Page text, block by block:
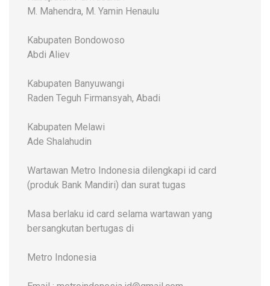
M. Mahendra, M. Yamin Henaulu
Kabupaten Bondowoso
Abdi Aliev
Kabupaten Banyuwangi
Raden Teguh Firmansyah, Abadi
Kabupaten Melawi
Ade Shalahudin
Wartawan Metro Indonesia dilengkapi id card
(produk Bank Mandiri) dan surat tugas
Masa berlaku id card selama wartawan yang
bersangkutan bertugas di
Metro Indonesia